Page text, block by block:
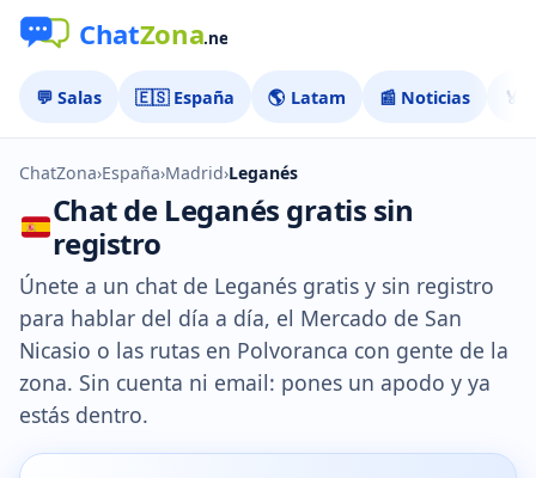
💬 Salas 🇪🇸 España 🌎 Latam 📰 Noticias 🏅
ChatZona›España›Madrid›Leganés
Chat de Leganés gratis sin
registro
Únete a un chat de Leganés gratis y sin registro
para hablar del día a día, el Mercado de San
Nicasio o las rutas en Polvoranca con gente de la
zona. Sin cuenta ni email: pones un apodo y ya
estás dentro.